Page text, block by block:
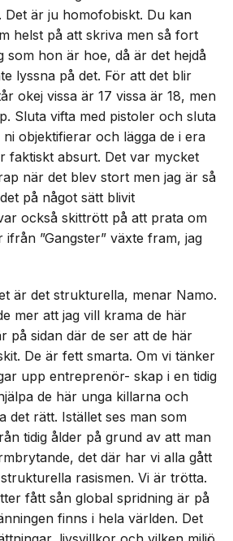
Det är ju homofobiskt. Du kan
helst på att skriva men så fort
som hon är hoe, då är det hejdå
lyssna på det. För att det blir
okej vissa är 17 vissa är 18, men
Sluta vifta med pistoler och sluta
objektifierar och lägga de i era
faktiskt absurt. Det var mycket
när det blev stort men jag är så
på något sätt blivit
också skittrött på att prata om
”Gangster” växte fram, jag
är det strukturella, menar Namo.
mer att jag vill krama de här
på sidan där de ser att de här
De är fett smarta. Om vi tänker
upp entreprenör- skap i en tidig
de här unga killarna och
det rätt. Istället ses man som
tidig ålder på grund av att man
det där har vi alla gått
rasismen. Vi är trötta.
fått sån global spridning är på
finns i hela världen. Det